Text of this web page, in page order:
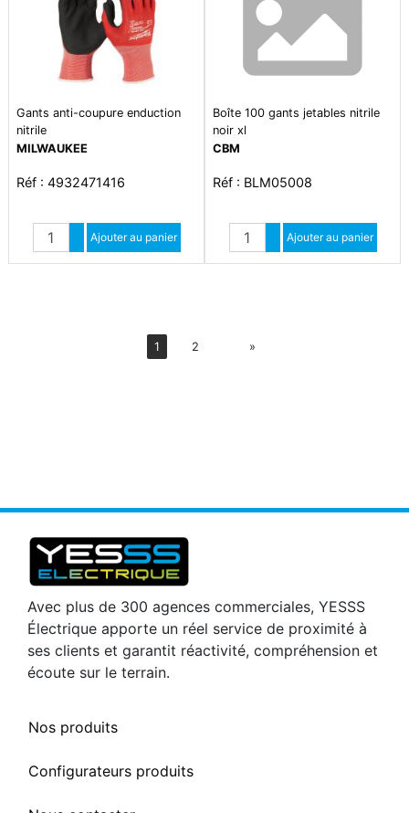
Gants anti-coupure enduction
nitrile
MILWAUKEE
Réf : 4932471416
Quantité
Augmenter quantité
Diminuer quantité
Ajouter au panier
Boîte 100 gants jetables nitrile
noir xl
CBM
Réf : BLM05008
Quantité
Augmenter quantité
Diminuer quantité
Ajouter au panier
1 2 »Suiv
Avec plus de 300 agences commerciales, YESSS
Électrique apporte un réel service de proximité à
ses clients et garantit réactivité, compréhension et
écoute sur le terrain.
Nos produits
Configurateurs produits